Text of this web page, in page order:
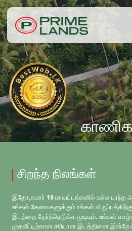
சிறந்த நிலங்கள்
இதோ,சுமார் 18 மாவட்டங்களில் உள்ள பரந்த
உங்கள் தேவைகளுக்கும் உங்கள்
இடத்தை தேர்ந்தெடுக்க முடியும். உங்கள்
முதலீட்டிற்கான சரியான இடத்தினை இன்றே